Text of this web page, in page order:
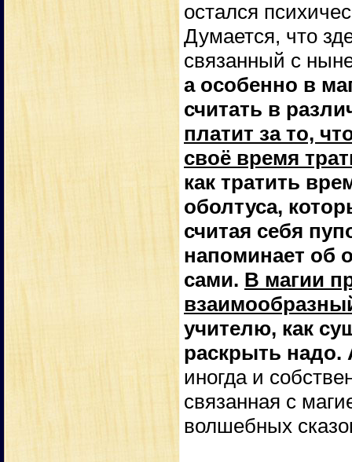
остался
Думается, что
связанный с
а особенно в
считать в
платит за то,
своё время
как тратить
оболтуса,
считая себя
напоминает об
сами. В магии
учителю, как
раскрыть надо.
иногда и
связанная с
волшебных